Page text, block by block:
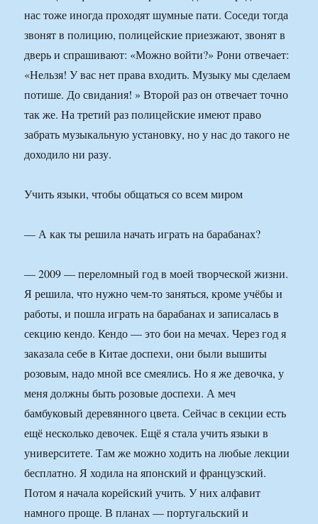
нас тоже иногда проходят шумные пати. Соседи тогда
звонят в полицию, полицейские приезжают, звонят в
дверь и спрашивают: «Можно войти?» Рони отвечает:
«Нельзя! У вас нет права входить. Музыку мы сделаем
потише. До свидания! » Второй раз он отвечает точно
так же. На третий раз полицейские имеют право
забрать музыкальную установку, но у нас до такого не
доходило ни разу.
Учить языки, чтобы общаться со всем миром
— А как ты решила начать играть на барабанах?
— 2009 — переломный год в моей творческой жизни.
Я решила, что нужно чем-то заняться, кроме учёбы и
работы, и пошла играть на барабанах и записалась в
секцию кендо. Кендо — это бои на мечах. Через год я
заказала себе в Китае доспехи, они были вышиты
розовым, надо мной все смеялись. Но я же девочка, у
меня должны быть розовые доспехи. А меч
бамбуковый деревянного цвета. Сейчас в секции есть
ещё несколько девочек. Ещё я стала учить языки в
университете. Там же можно ходить на любые лекции
бесплатно. Я ходила на японский и французский.
Потом я начала корейский учить. У них алфавит
намного проще. В планах — португальский и